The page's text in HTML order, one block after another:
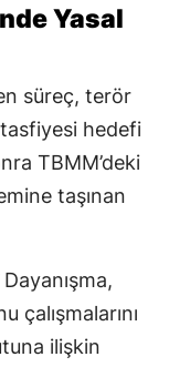
Yasal
süreç, terör
tasfiyesi hedefi
TBMM’deki
taşınan
çalışmalarını
ilişkin